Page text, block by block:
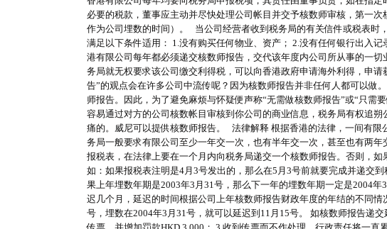
必要的税款，董事应主动并尽快处理公司帐目并交予核数师审核，第一
作为公司埋数的时间）。 当公司经营者收到税务局的有关信件或税表时
满足以下条件适用： 1.没有购买任何物业、资产； 2.没有任何银行出入
港有限公司每年都必须递交核数师报告，交代该年度内公司所从事的一
务局就无权要求该公司缴交利得税，可以向香港政府申请海外利得，申
告”的观点会在许多公司中流传呢？因为核数师报告并非任何人都可以做
师报告。因此，为了避免麻烦与怀疑便声称“无需做核数师报告”或“只
容易通过对方的公司核数帐目审核到你公司的商业信息，税务局有权追
痛的。威尼可以提供核数师报告。 法律解释 根据香港的法律，一间有
务局一般要求有限公司至少一年交一次，也有半年交一次，甚至也有两
报税表，在法律上要在一个月内向税务局递交一个核数师报告。否则，
如：如果报税表注明是4月3号发出的，那么在5月3号前就要完成并递交
果上年埋数年期是2003年3月31号，那么下一年的埋数年期一定是2004
迟几个月，延迟的时间根据公司上年核数师报告财政年度的年结的不同
号，埋数在2004年3月31号，就可以延迟到11月15号。 如核数师报告递